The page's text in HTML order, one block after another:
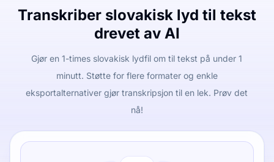
Transkriber slovakisk lyd til tekst
drevet av AI
Gjør en 1-times slovakisk lydfil om til tekst på under 1
minutt. Støtte for flere formater og enkle
eksportalternativer gjør transkripsjon til en lek. Prøv det
nå!